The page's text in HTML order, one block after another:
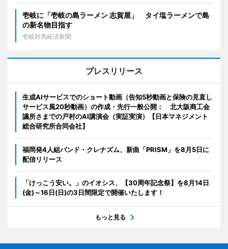
壱岐に「壱岐の島ラーメン 志賀屋」 タイ塩ラーメンで島
の新名物目指す
壱岐対馬経済新聞
プレスリリース
生成AIサービスでのショート動画（告知5秒動画と保険の見直し
サービス風20秒動画）の作成・先行一般公開： 北大阪商工会
議所さまでの戸村のAI講演会（実証実演）【日本マネジメント
総合研究所合同会社】
福岡発4人組バンド・クレナズム、新曲「PRISM」を8月5日に
配信リリース
「けっこう安い。」のイオシス、【30周年記念祭】を8月14日
(金)～16日(日)の3日間限定で開催いたします！
もっと見る